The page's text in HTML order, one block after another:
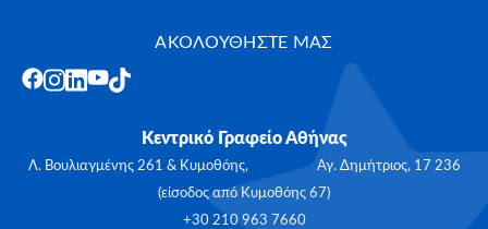
ΑΚΟΛΟΥΘΗΣΤΕ ΜΑΣ
Κεντρικό Γραφείο Αθήνας
Λ. Βουλιαγμένης 261 & Κυμοθόης, Αγ. Δημήτριος, 17 236
(είσοδος από Κυμοθόης 67)
+30 210 963 7660